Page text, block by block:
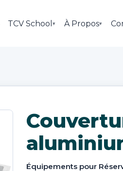
TCV School▾ À Propos▾
Équipements pour